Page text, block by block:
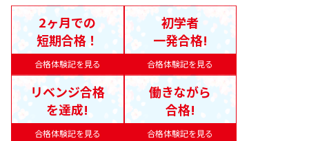
合格体験記を見る
2ヶ月での
短期合格！
合格体験記を見る
初学者
一発合格!
合格体験記を見る
リベンジ合格
を達成!
合格体験記を見る
働きながら
合格!